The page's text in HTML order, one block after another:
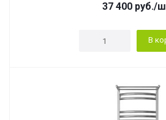
37 400руб./
В